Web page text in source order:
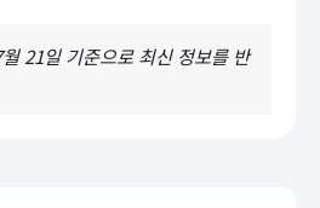
21일 기준으로 최신 정보를 반